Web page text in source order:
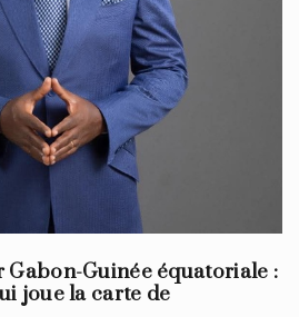
Guinée équatoriale :
joue la carte de